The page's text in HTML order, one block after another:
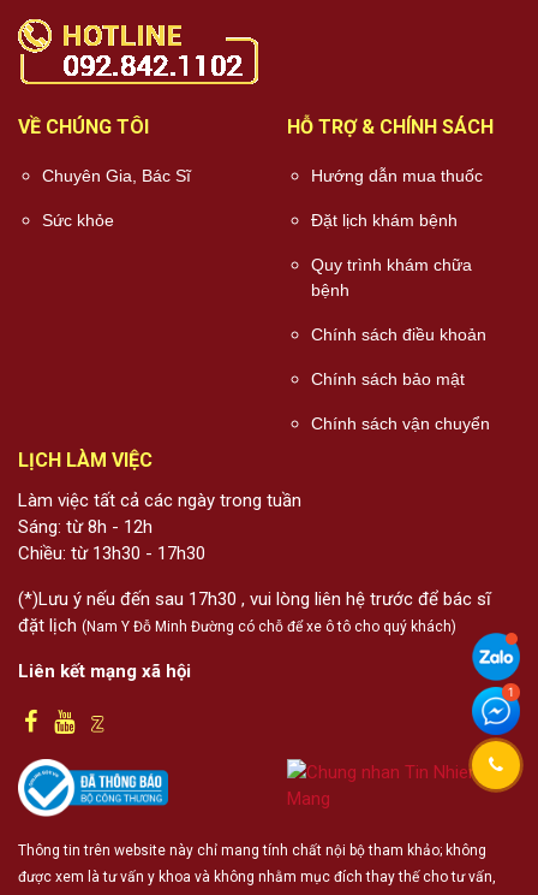
VỀ CHÚNG TÔI
Chuyên Gia, Bác Sĩ
Sức khỏe
HỖ TRỢ & CHÍNH SÁCH
Hướng dẫn mua thuốc
Đặt lịch khám bệnh
Quy trình khám chữa
bệnh
Chính sách điều khoản
Chính sách bảo mật
Chính sách vận chuyển
LỊCH LÀM VIỆC
Làm việc tất cả các ngày trong tuần
Sáng: từ 8h - 12h
Chiều: từ 13h30 - 17h30
(*)Lưu ý nếu đến sau 17h30 , vui lòng liên hệ trước để bác sĩ
đặt lịch (Nam Y Đỗ Minh Đường có chỗ để xe ô tô cho quý khách)
Liên kết mạng xã hội
Thông tin trên website này chỉ mang tính chất nội bộ tham khảo; không
được xem là tư vấn y khoa và không nhằm mục đích thay thế cho tư vấn,